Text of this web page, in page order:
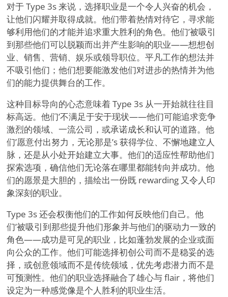
对于 Type 3s 来说，选择职业是一个令人兴奋的机会，
让他们闪耀并取得成就。他们带着热情对待它，寻求能
够利用他们的才能并追求重大胜利的角色。他们’被吸引
到那些他们可以脱颖而出并产生影响的职业——想想创
业、销售、营销、娱乐或领导职位。平凡工作的想法并
不吸引他们；他们想要能激发他们对进步的热情并为他
们的能力提供舞台的工作。
这种目标导向的心态意味着 Type 3s 从一开始就往往目
标高远。他们’不满足于安于现状——他们可能追求竞争
激烈的领域、一流公司，或承诺成长和认可的道路。他
们’愿意付出努力，无论那是’s 获得学位、不懈地建立人
脉，还是从小处开始建立大事。他们的适应性帮助他们
探索选项，确信他们无论落在哪里都能转向并成功。他
们的愿景是大胆的，描绘出一份既 rewarding 又令人印
象深刻的职业。
Type 3s 还会权衡他们的工作如何反映他们自己。他
们’被吸引到那些提升他们形象并与他们的驱动力一致的
角色——成功是可见的职业，比如蓬勃发展的企业或面
向公众的工作。他们可能选择初创公司而不是稳妥的选
择，或创意领域而不是传统领域，优先考虑潜力而不是
可预测性。他们的职业选择融合了雄心与 flair，将他们
设定为一种感觉像是个人胜利的职业生活。